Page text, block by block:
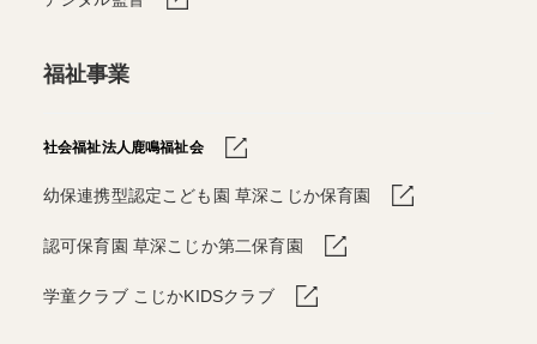
福祉事業
社会福祉法人鹿鳴福祉会
幼保連携型認定こども園 草深こじか保育園
認可保育園 草深こじか第二保育園
学童クラブ こじかKIDSクラブ